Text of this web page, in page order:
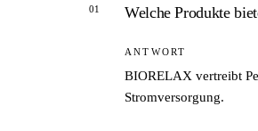
01 Welche Produkte
ANTWORT
BIORELAX vertreibt
Stromversorgung.